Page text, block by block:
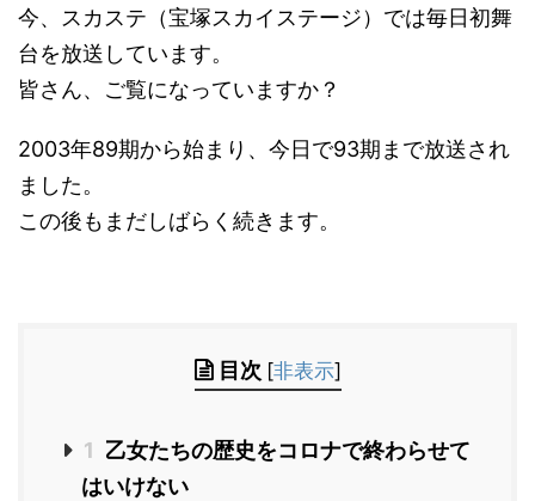
今、スカステ（宝塚スカイステージ）では毎日初舞
台を放送しています。
皆さん、ご覧になっていますか？
2003年89期から始まり、今日で93期まで放送され
ました。
この後もまだしばらく続きます。
目次 [非表示]
1 乙女たちの歴史をコロナで終わらせて
はいけない